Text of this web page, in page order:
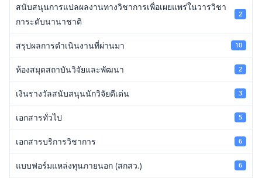
สนับสนุนการแปลผลงานทางวิชาการเพื่อเผยแพร่ในวารวิชา
การะดับนานาชาติ
2
สรุปผลการดำเนินงานที่ผ่านมา 10
ห้องสมุดสถาบันวิจัยและพัฒนา 2
เงินรางวัลสนับสนุนนักวิจัยดีเด่น 3
เอกสารทั่วไป 5
เอกสารบริการวิชาการ 6
แบบฟอร์มแหล่งทุนภายนอก (สกสว.) 6